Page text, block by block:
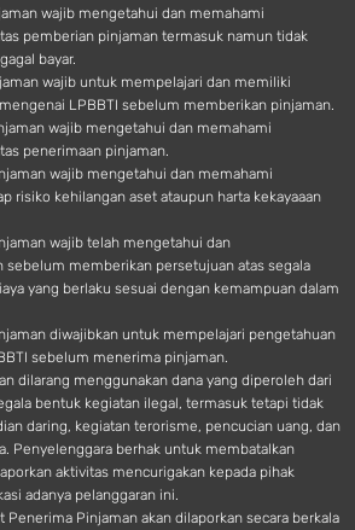
wajib mengetahui dan memahami
pemberian pinjaman termasuk namun tidak
bayar.
wajib untuk mempelajari dan memiliki
LPBBTI sebelum memberikan pinjaman.
wajib mengetahui dan memahami
penerimaan pinjaman.
wajib mengetahui dan memahami
risiko kehilangan aset ataupun harta kekayaaan
wajib telah mengetahui dan
sebelum memberikan persetujuan atas segala
yang berlaku sesuai dengan kemampuan dalam
diwajibkan untuk mempelajari pengetahuan
sebelum menerima pinjaman.
dilarang menggunakan dana yang diperoleh dari
bentuk kegiatan ilegal, termasuk tetapi tidak
daring, kegiatan terorisme, pencucian uang, dan
Penyelenggara berhak untuk membatalkan
aktivitas mencurigakan kepada pihak
adanya pelanggaran ini.
Penerima Pinjaman akan dilaporkan secara berkala